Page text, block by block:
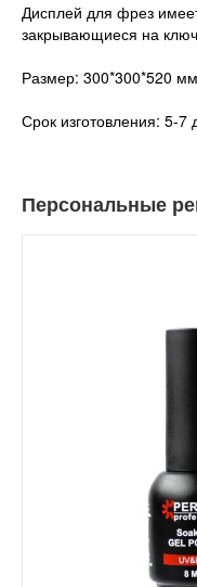
Дисплей для фрез
закрывающиеся на
Размер: 300*300*520 мм
Срок изготовления: 5-7
Персональные